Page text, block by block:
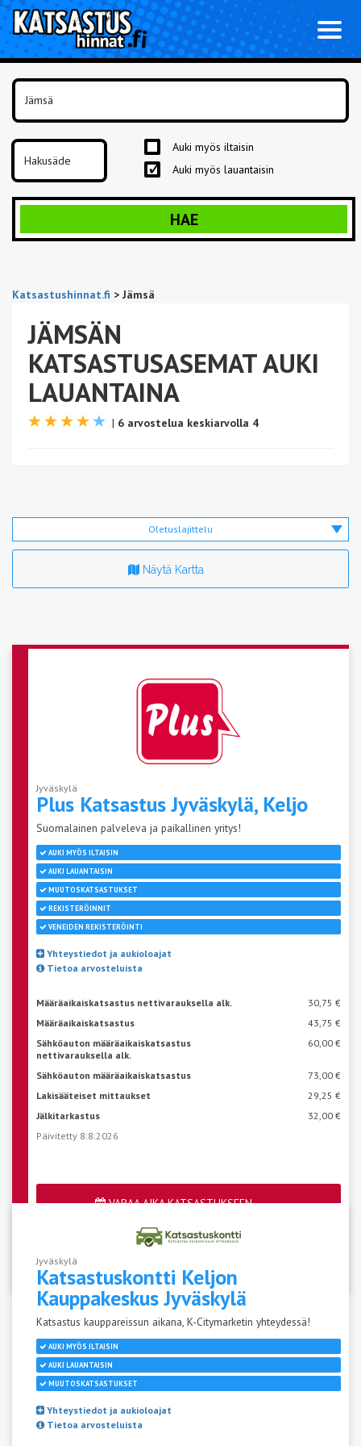
Auki myös iltaisin
Auki myös lauantaisin
HAE
Katsastushinnat.fi > Jämsä
JÄMSÄN
KATSASTUSASEMAT AUKI
LAUANTAINA
| 6 arvostelua keskiarvolla 4
Oletuslajittelu
Näytä Kartta
Jyväskylä
Plus Katsastus Jyväskylä, Keljo
Suomalainen palveleva ja paikallinen yritys!
AUKI MYÖS ILTAISIN
AUKI LAUANTAISIN
MUUTOSKATSASTUKSET
REKISTERÖINNIT
VENEIDEN REKISTERÖINTI
Yhteystiedot ja aukioloajat
Tietoa arvosteluista
Määräaikaiskatsastus nettivarauksella alk.
30,75 €
Määräaikaiskatsastus
43,75 €
Sähköauton määräaikaiskatsastus
nettivarauksella alk.
60,00 €
Sähköauton määräaikaiskatsastus
73,00 €
Lakisääteiset mittaukset
29,25 €
Jälkitarkastus
32,00 €
Päivitetty 8.8.2026
VARAA AIKA KATSASTUKSEEN
Katso aseman vapaat ajat
Jyväskylä
Katsastuskontti Keljon
KauppakeskusJyväskylä
Katsastus kauppareissun aikana, K-Citymarketin yhteydessä!
AUKI MYÖS ILTAISIN
AUKI LAUANTAISIN
MUUTOSKATSASTUKSET
Yhteystiedot ja aukioloajat
Tietoa arvosteluista